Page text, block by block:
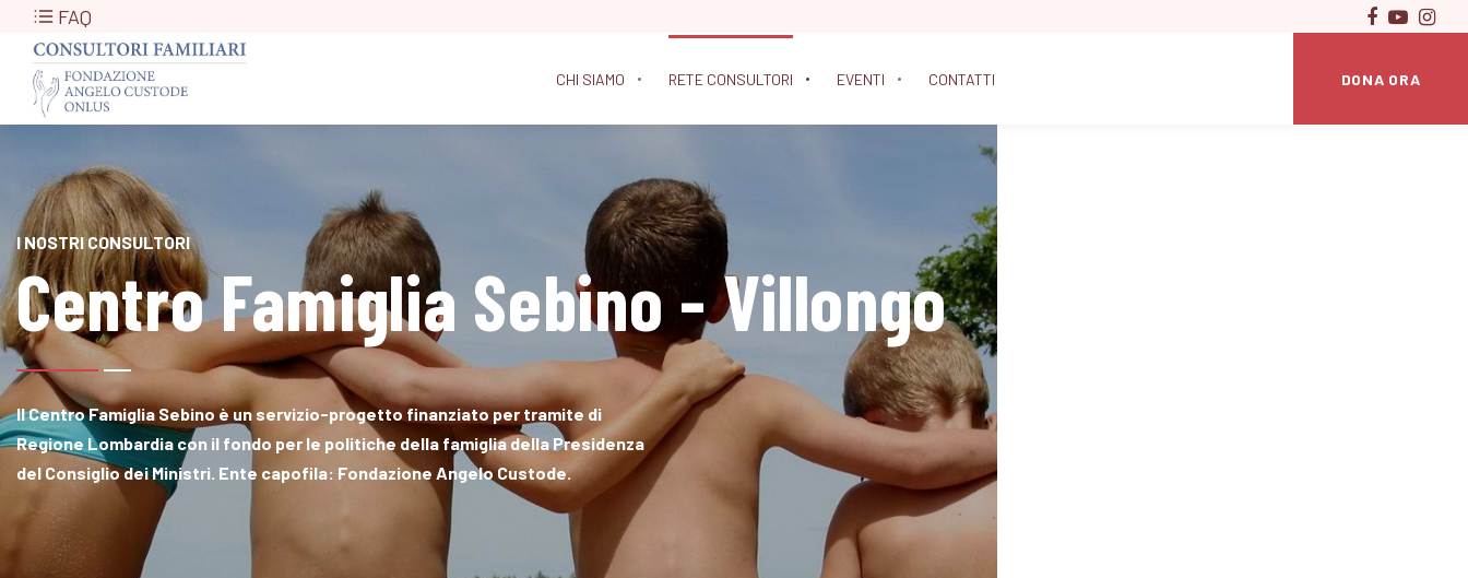
FAQ
CHI SIAMO RETE CONSULTORI EVENTI CONTATTI DONA ORA
I NOSTRI CONSULTORI
Centro Famiglia Sebino - Villongo
Il Centro Famiglia Sebino è un servizio-progetto finanziato per tramite di
Regione Lombardia con il fondo per le politiche della famiglia della Presidenza
del Consiglio dei Ministri. Ente capofila: Fondazione Angelo Custode.